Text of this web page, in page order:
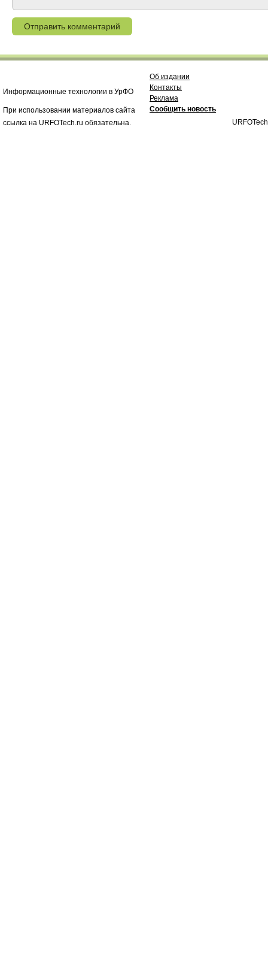
Информационные технологии в УрФО
При использовании материалов сайта
ссылка на URFOTech.ru обязательна.
Об издании
Контакты
Реклама
Сообщить новость